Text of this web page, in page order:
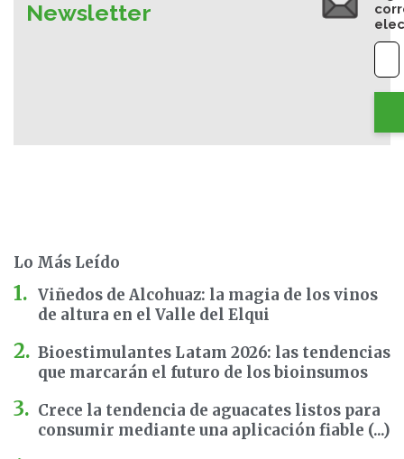
Newsletter
Lo Más Leído
Viñedos de Alcohuaz: la magia de los vinos
de altura en el Valle del Elqui
Bioestimulantes Latam 2026: las tendencias
que marcarán el futuro de los bioinsumos
Crece la tendencia de aguacates listos para
consumir mediante una aplicación fiable (...)